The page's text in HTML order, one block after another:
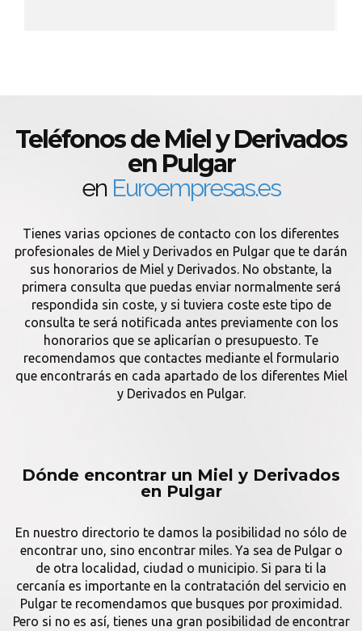
Teléfonos de Miel y Derivados
en Pulgar
en Euroempresas.es
Tienes varias opciones de contacto con los diferentes
profesionales de Miel y Derivados en Pulgar que te darán
sus honorarios de Miel y Derivados. No obstante, la
primera consulta que puedas enviar normalmente será
respondida sin coste, y si tuviera coste este tipo de
consulta te será notificada antes previamente con los
honorarios que se aplicarían o presupuesto. Te
recomendamos que contactes mediante el formulario
que encontrarás en cada apartado de los diferentes Miel
y Derivados en Pulgar.
Dónde encontrar un Miel y Derivados
en Pulgar
En nuestro directorio te damos la posibilidad no sólo de
encontrar uno, sino encontrar miles. Ya sea de Pulgar o
de otra localidad, ciudad o municipio. Si para ti la
cercanía es importante en la contratación del servicio en
Pulgar te recomendamos que busques por proximidad.
Pero si no es así, tienes una gran posibilidad de encontrar